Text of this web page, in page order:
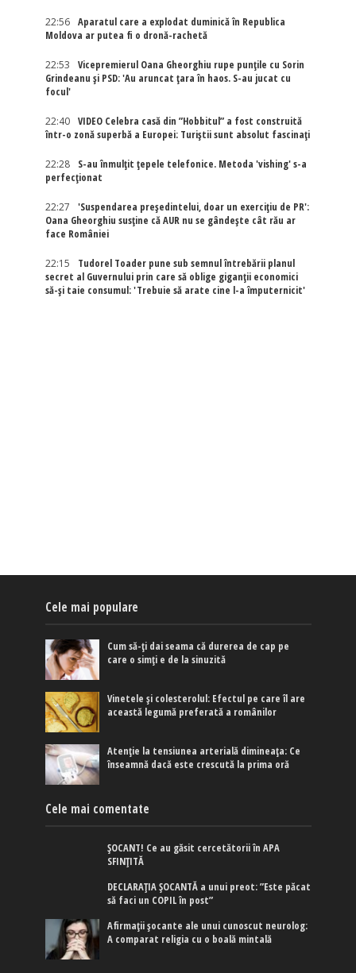
22:56
Aparatul care a explodat duminică în Republica
Moldova ar putea fi o dronă-rachetă
22:53
Vicepremierul Oana Gheorghiu rupe punțile cu Sorin
Grindeanu și PSD: 'Au aruncat țara în haos. S-au jucat cu
focul'
22:40
VIDEO Celebra casă din ”Hobbitul” a fost construită
într-o zonă superbă a Europei: Turiștii sunt absolut fascinați
22:28
S-au înmulțit țepele telefonice. Metoda 'vishing' s-a
perfecționat
22:27
'Suspendarea președintelui, doar un exercițiu de PR':
Oana Gheorghiu susține că AUR nu se gândește cât rău ar
face României
22:15
Tudorel Toader pune sub semnul întrebării planul
secret al Guvernului prin care să oblige giganții economici
să-și taie consumul: 'Trebuie să arate cine l-a împuternicit'
Cele mai populare
Cum să-ți dai seama că durerea de cap pe
care o simți e de la sinuzită
Vinetele și colesterolul: Efectul pe care îl are
această legumă preferată a românilor
Atenție la tensiunea arterială dimineața: Ce
înseamnă dacă este crescută la prima oră
Cele mai comentate
ȘOCANT! Ce au găsit cercetătorii în APA
SFINȚITĂ
DECLARAȚIA ȘOCANTĂ a unui preot: ”Este păcat
să faci un COPIL în post”
Afirmaţii şocante ale unui cunoscut neurolog:
A comparat religia cu o boală mintală